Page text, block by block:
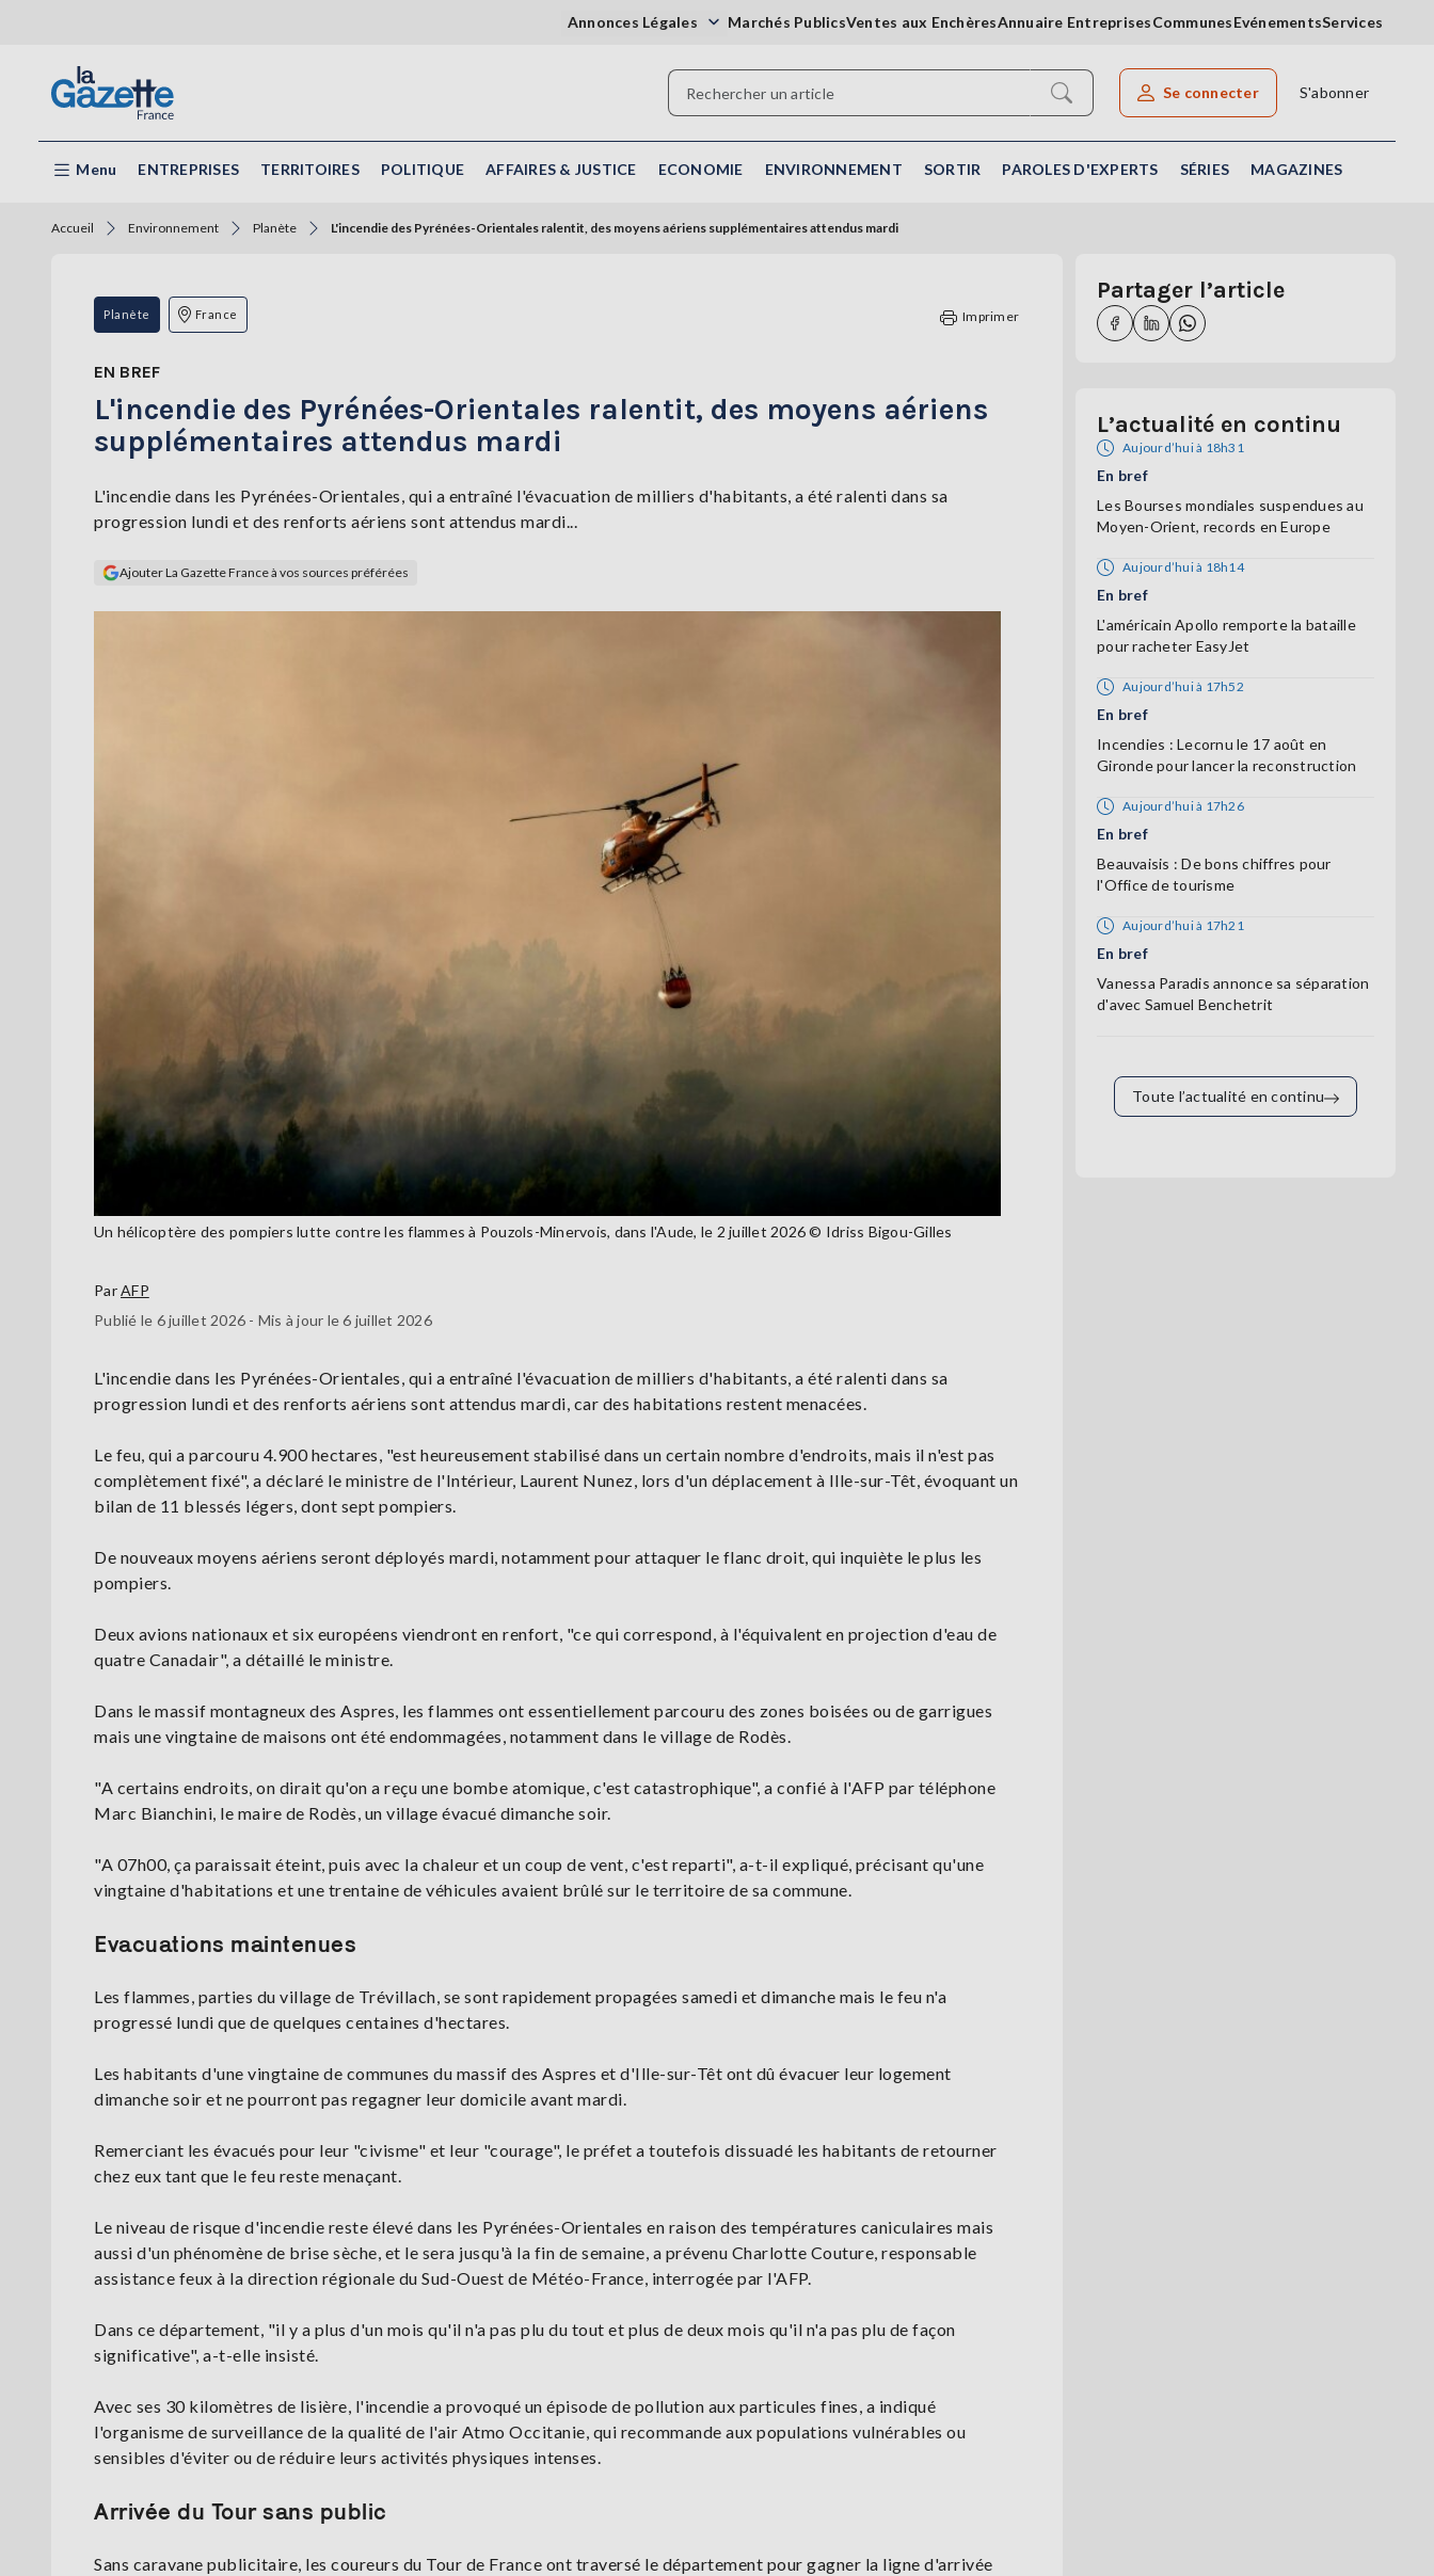
Annonces Légales Marchés PublicsVentes aux EnchèresAnnuaire EntreprisesCommunesEvénementsServices
Rechercher un article
Se connecter S'abonner
Menu ENTREPRISES TERRITOIRES POLITIQUE AFFAIRES & JUSTICE ECONOMIE ENVIRONNEMENT SORTIR PAROLES D'EXPERTS SÉRIES MAGAZINES
Accueil Environnement Planète L'incendie des Pyrénées-Orientales ralentit, des moyens aériens supplémentaires attendus mardi
Planète France Imprimer
EN BREF
L'incendie des Pyrénées-Orientales ralentit, des moyens aériens
supplémentaires attendus mardi
L'incendie dans les Pyrénées-Orientales, qui a entraîné l'évacuation de milliers d'habitants, a été ralenti dans sa
progression lundi et des renforts aériens sont attendus mardi...
Ajouter La Gazette France à vos sources préférées
Un hélicoptère des pompiers lutte contre les flammes à Pouzols-Minervois, dans l'Aude, le 2 juillet 2026 © Idriss Bigou-Gilles
ParAFP
Publié le 6 juillet 2026 - Mis à jour le 6 juillet 2026
L'incendie dans les Pyrénées-Orientales, qui a entraîné l'évacuation de milliers d'habitants, a été ralenti dans sa
progression lundi et des renforts aériens sont attendus mardi, car des habitations restent menacées.
Le feu, qui a parcouru 4.900 hectares, "est heureusement stabilisé dans un certain nombre d'endroits, mais il n'est pas
complètement fixé", a déclaré le ministre de l'Intérieur, Laurent Nunez, lors d'un déplacement à Ille-sur-Têt, évoquant un
bilan de 11 blessés légers, dont sept pompiers.
De nouveaux moyens aériens seront déployés mardi, notamment pour attaquer le flanc droit, qui inquiète le plus les
pompiers.
Deux avions nationaux et six européens viendront en renfort, "ce qui correspond, à l'équivalent en projection d'eau de
quatre Canadair", a détaillé le ministre.
Dans le massif montagneux des Aspres, les flammes ont essentiellement parcouru des zones boisées ou de garrigues
mais une vingtaine de maisons ont été endommagées, notamment dans le village de Rodès.
"A certains endroits, on dirait qu'on a reçu une bombe atomique, c'est catastrophique", a confié à l'AFP par téléphone
Marc Bianchini, le maire de Rodès, un village évacué dimanche soir.
"A 07h00, ça paraissait éteint, puis avec la chaleur et un coup de vent, c'est reparti", a-t-il expliqué, précisant qu'une
vingtaine d'habitations et une trentaine de véhicules avaient brûlé sur le territoire de sa commune.
Evacuations maintenues
Les flammes, parties du village de Trévillach, se sont rapidement propagées samedi et dimanche mais le feu n'a
progressé lundi que de quelques centaines d'hectares.
Les habitants d'une vingtaine de communes du massif des Aspres et d'Ille-sur-Têt ont dû évacuer leur logement
dimanche soir et ne pourront pas regagner leur domicile avant mardi.
Remerciant les évacués pour leur "civisme" et leur "courage", le préfet a toutefois dissuadé les habitants de retourner
chez eux tant que le feu reste menaçant.
Le niveau de risque d'incendie reste élevé dans les Pyrénées-Orientales en raison des températures caniculaires mais
aussi d'un phénomène de brise sèche, et le sera jusqu'à la fin de semaine, a prévenu Charlotte Couture, responsable
assistance feux à la direction régionale du Sud-Ouest de Météo-France, interrogée par l'AFP.
Dans ce département, "il y a plus d'un mois qu'il n'a pas plu du tout et plus de deux mois qu'il n'a pas plu de façon
significative", a-t-elle insisté.
Avec ses 30 kilomètres de lisière, l'incendie a provoqué un épisode de pollution aux particules fines, a indiqué
l'organisme de surveillance de la qualité de l'air Atmo Occitanie, qui recommande aux populations vulnérables ou
sensibles d'éviter ou de réduire leurs activités physiques intenses.
Arrivée du Tour sans public
Sans caravane publicitaire, les coureurs du Tour de France ont traversé le département pour gagner la ligne d'arrivée
Partager l’article
L’actualité en continu
Aujourd’hui à 18h31
En bref
Les Bourses mondiales suspendues au
Moyen-Orient, records en Europe
Aujourd’hui à 18h14
En bref
L'américain Apollo remporte la bataille
pour racheter EasyJet
Aujourd’hui à 17h52
En bref
Incendies : Lecornu le 17 août en
Gironde pour lancer la reconstruction
Aujourd’hui à 17h26
En bref
Beauvaisis : De bons chiffres pour
l'Office de tourisme
Aujourd’hui à 17h21
En bref
Vanessa Paradis annonce sa séparation
d'avec Samuel Benchetrit
Toute l’actualité en continu